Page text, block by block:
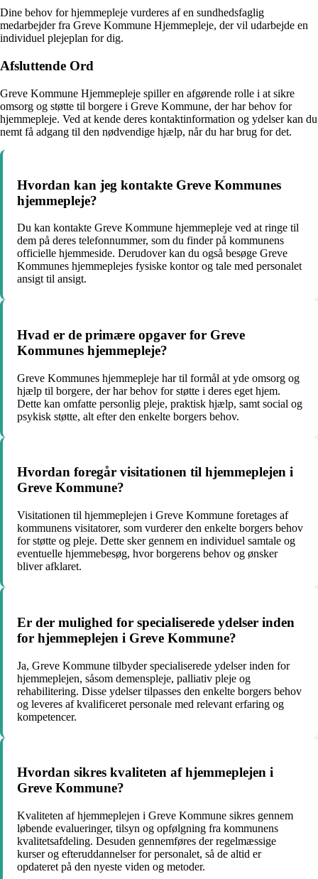
Dine behov for hjemmepleje vurderes af en sundhedsfaglig
medarbejder fra Greve Kommune Hjemmepleje, der vil udarbejde en
individuel plejeplan for dig.
Afsluttende Ord
Greve Kommune Hjemmepleje spiller en afgørende rolle i at sikre
omsorg og støtte til borgere i Greve Kommune, der har behov for
hjemmepleje. Ved at kende deres kontaktinformation og ydelser kan du
nemt få adgang til den nødvendige hjælp, når du har brug for det.
Hvordan kan jeg kontakte Greve Kommunes
hjemmepleje?
Du kan kontakte Greve Kommune hjemmepleje ved at ringe til
dem på deres telefonnummer, som du finder på kommunens
officielle hjemmeside. Derudover kan du også besøge Greve
Kommunes hjemmeplejes fysiske kontor og tale med personalet
ansigt til ansigt.
Hvad er de primære opgaver for Greve
Kommunes hjemmepleje?
Greve Kommunes hjemmepleje har til formål at yde omsorg og
hjælp til borgere, der har behov for støtte i deres eget hjem.
Dette kan omfatte personlig pleje, praktisk hjælp, samt social og
psykisk støtte, alt efter den enkelte borgers behov.
Hvordan foregår visitationen til hjemmeplejen i
Greve Kommune?
Visitationen til hjemmeplejen i Greve Kommune foretages af
kommunens visitatorer, som vurderer den enkelte borgers behov
for støtte og pleje. Dette sker gennem en individuel samtale og
eventuelle hjemmebesøg, hvor borgerens behov og ønsker
bliver afklaret.
Er der mulighed for specialiserede ydelser inden
for hjemmeplejen i Greve Kommune?
Ja, Greve Kommune tilbyder specialiserede ydelser inden for
hjemmeplejen, såsom demenspleje, palliativ pleje og
rehabilitering. Disse ydelser tilpasses den enkelte borgers behov
og leveres af kvalificeret personale med relevant erfaring og
kompetencer.
Hvordan sikres kvaliteten af hjemmeplejen i
Greve Kommune?
Kvaliteten af hjemmeplejen i Greve Kommune sikres gennem
løbende evalueringer, tilsyn og opfølgning fra kommunens
kvalitetsafdeling. Desuden gennemføres der regelmæssige
kurser og efteruddannelser for personalet, så de altid er
opdateret på den nyeste viden og metoder.